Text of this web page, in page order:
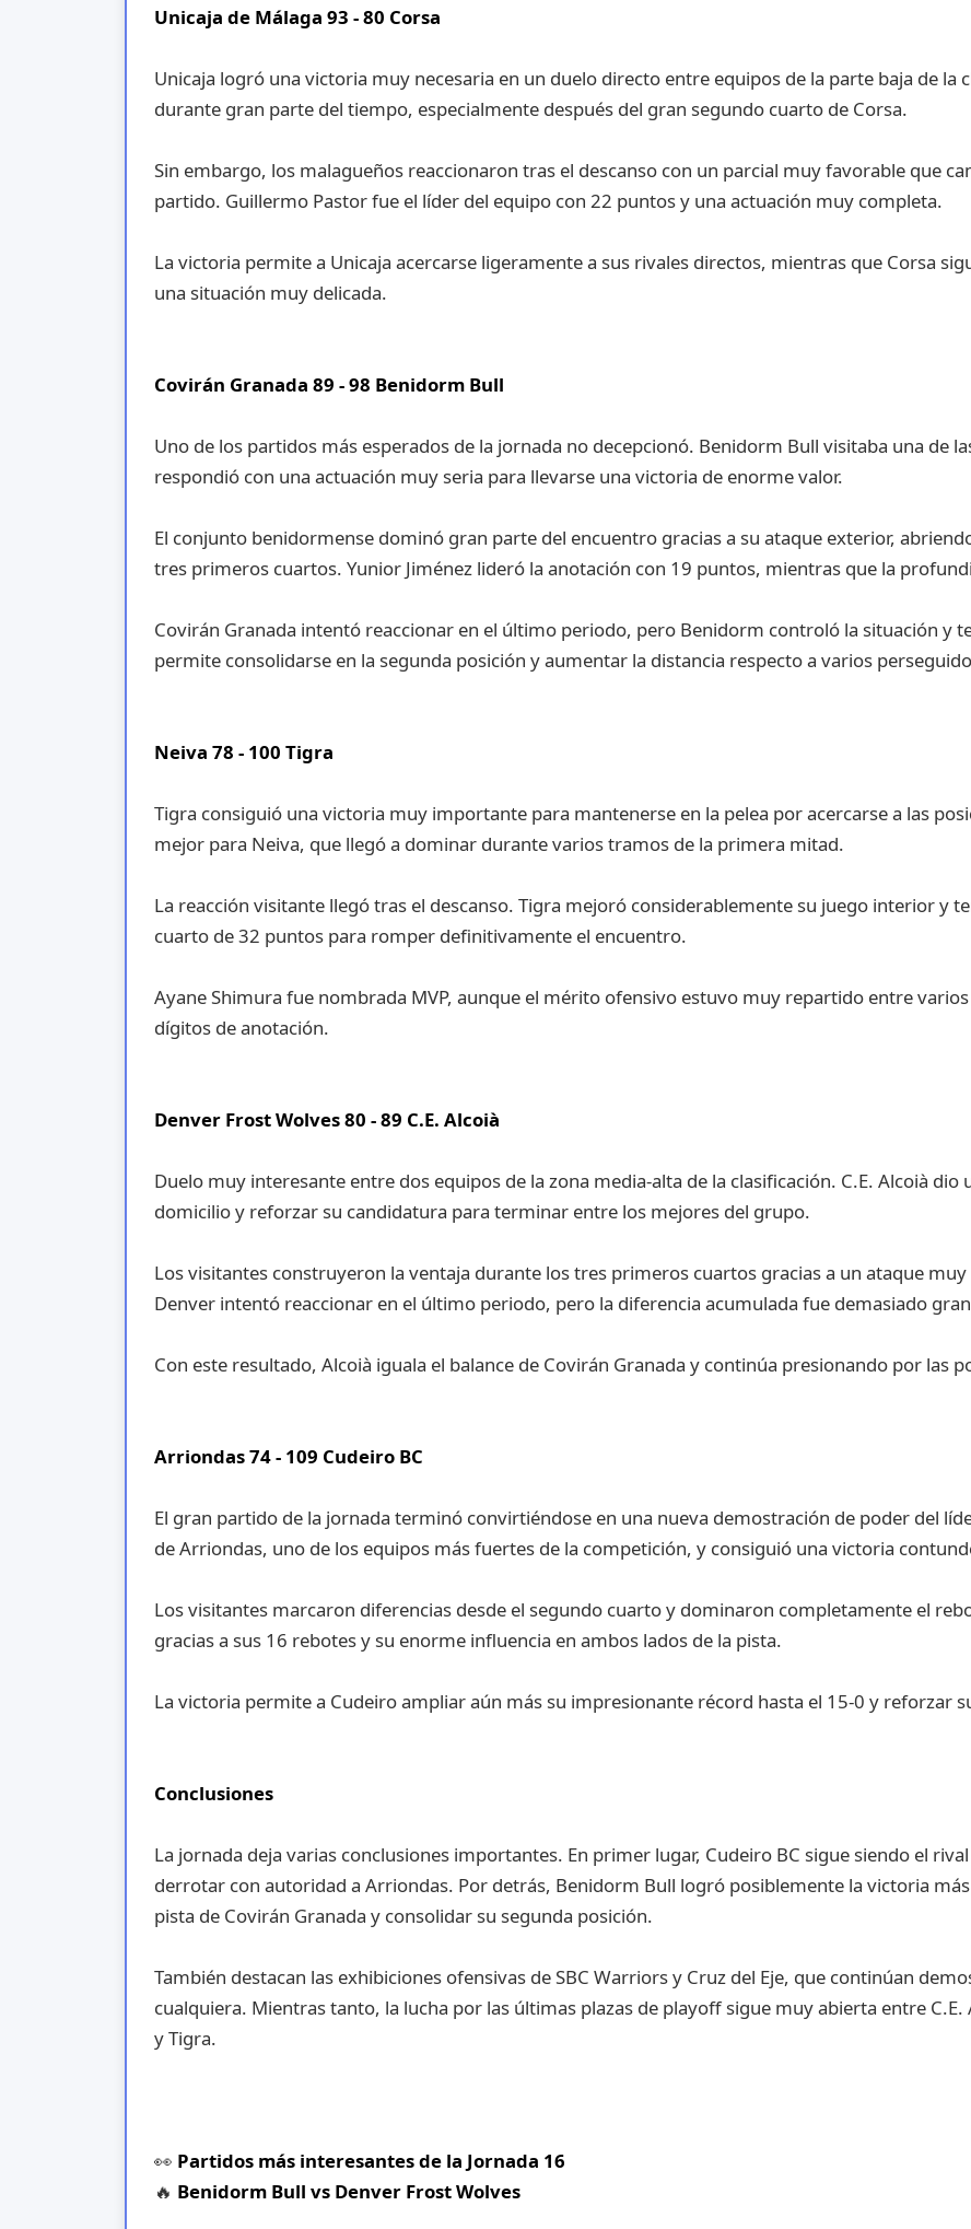
Unicaja de Málaga 93 - 80 Corsa
Unicaja logró una victoria muy necesaria en un duelo directo entre equipos de la parte baja de la
durante gran parte del tiempo, especialmente después del gran segundo cuarto de Corsa.
Sin embargo, los malagueños reaccionaron tras el descanso con un parcial muy favorable que
partido. Guillermo Pastor fue el líder del equipo con 22 puntos y una actuación muy completa.
La victoria permite a Unicaja acercarse ligeramente a sus rivales directos, mientras que Corsa
una situación muy delicada.
Covirán Granada 89 - 98 Benidorm Bull
Uno de los partidos más esperados de la jornada no decepcionó. Benidorm Bull visitaba una de
respondió con una actuación muy seria para llevarse una victoria de enorme valor.
El conjunto benidormense dominó gran parte del encuentro gracias a su ataque exterior,
tres primeros cuartos. Yunior Jiménez lideró la anotación con 19 puntos, mientras que la
Covirán Granada intentó reaccionar en el último periodo, pero Benidorm controló la situación y
permite consolidarse en la segunda posición y aumentar la distancia respecto a varios
Neiva 78 - 100 Tigra
Tigra consiguió una victoria muy importante para mantenerse en la pelea por acercarse a las
mejor para Neiva, que llegó a dominar durante varios tramos de la primera mitad.
La reacción visitante llegó tras el descanso. Tigra mejoró considerablemente su juego interior y
cuarto de 32 puntos para romper definitivamente el encuentro.
Ayane Shimura fue nombrada MVP, aunque el mérito ofensivo estuvo muy repartido entre
dígitos de anotación.
Denver Frost Wolves 80 - 89 C.E. Alcoià
Duelo muy interesante entre dos equipos de la zona media-alta de la clasificación. C.E. Alcoià
domicilio y reforzar su candidatura para terminar entre los mejores del grupo.
Los visitantes construyeron la ventaja durante los tres primeros cuartos gracias a un ataque
Denver intentó reaccionar en el último periodo, pero la diferencia acumulada fue demasiado
Con este resultado, Alcoià iguala el balance de Covirán Granada y continúa presionando por las
Arriondas 74 - 109 Cudeiro BC
El gran partido de la jornada terminó convirtiéndose en una nueva demostración de poder del
de Arriondas, uno de los equipos más fuertes de la competición, y consiguió una victoria
Los visitantes marcaron diferencias desde el segundo cuarto y dominaron completamente el
gracias a sus 16 rebotes y su enorme influencia en ambos lados de la pista.
La victoria permite a Cudeiro ampliar aún más su impresionante récord hasta el 15-0 y reforzar
Conclusiones
La jornada deja varias conclusiones importantes. En primer lugar, Cudeiro BC sigue siendo el
derrotar con autoridad a Arriondas. Por detrás, Benidorm Bull logró posiblemente la victoria
pista de Covirán Granada y consolidar su segunda posición.
También destacan las exhibiciones ofensivas de SBC Warriors y Cruz del Eje, que continúan
cualquiera. Mientras tanto, la lucha por las últimas plazas de playoff sigue muy abierta entre C.E.
y Tigra.
👀 Partidos más interesantes de la Jornada 16
🔥 Benidorm Bull vs Denver Frost Wolves